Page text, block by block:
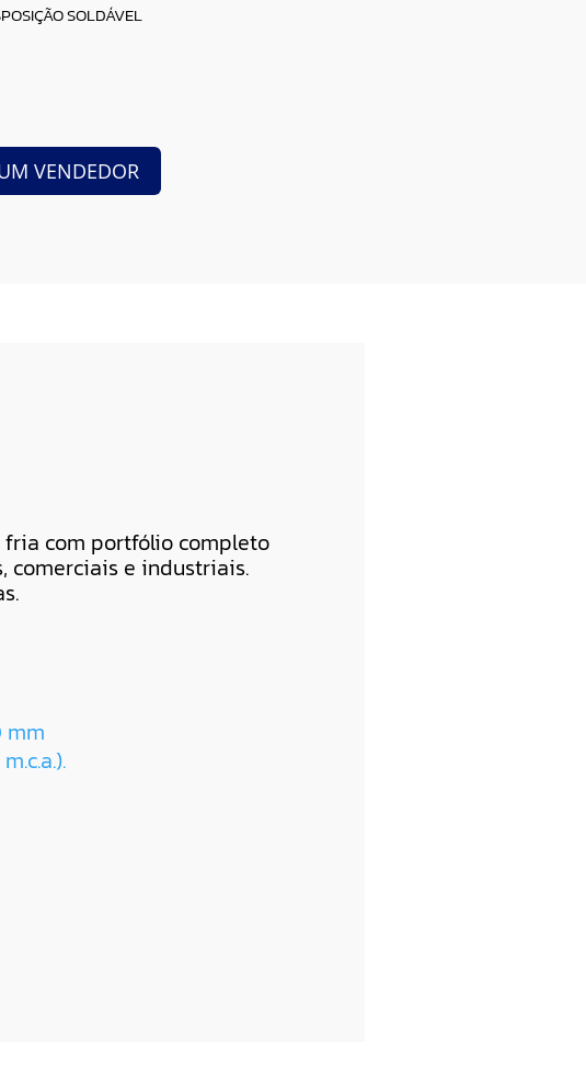
SOLDÁVEL
VENDEDOR
fria com portfólio completo
comerciais e industriais.
mm